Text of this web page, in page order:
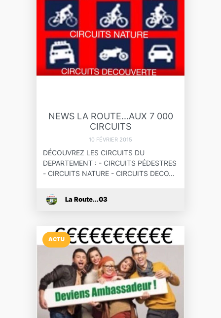
NEWS LA ROUTE...AUX 7 000
CIRCUITS
10 FÉVRIER 2015
DÉCOUVREZ LES CIRCUITS DU
DEPARTEMENT : - CIRCUITS PÉDESTRES
- CIRCUITS NATURE - CIRCUITS DECO…
La Route...03
ACTU